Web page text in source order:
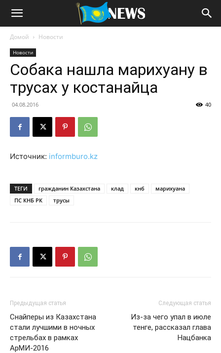
Домой Новости
Новости
Собака нашла марихуану в
трусах у костанайца
04.08.2016 40
Источник: informburo.kz
ТЕГИ гражданин Казахстана клад кнб
марихуана
ПС КНБ РК
трусы
Предыдущая статья
Снайперы из Казахстана
стали лучшими в ночных
стрельбах в рамках
АрМИ-2016
Следующая статья
Из-за чего упал в июле
тенге, рассказал глава
Нацбанка